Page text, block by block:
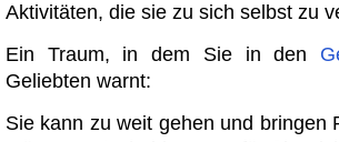
Aktivitäten, die sie zu sich selbst zu
Ein Traum, in dem Sie in den
Geliebten warnt:
Sie kann zu weit gehen und bringen